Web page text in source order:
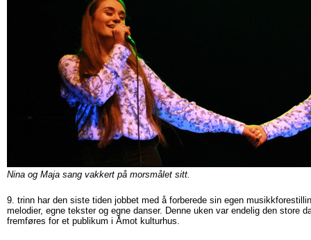
Nina og Maja sang vakkert på morsmålet sitt.
9. trinn har den siste tiden jobbet med å forberede sin egen
melodier, egne tekster og egne danser. Denne uken var endelig den store
fremføres for et publikum i Åmot kulturhus.